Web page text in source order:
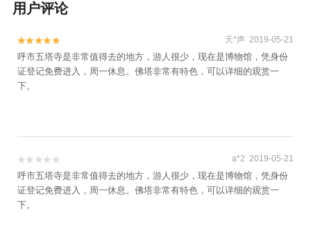
用户评论

 天*声 2019-05-21
呼市五塔寺是非常值得去的地方，游人很少，现在是博物馆，凭身份
证登记免费进入，周一休息。佛塔非常有特色，可以详细的观赏一
下。

 a*2 2019-05-21
呼市五塔寺是非常值得去的地方，游人很少，现在是博物馆，凭身份
证登记免费进入，周一休息。佛塔非常有特色，可以详细的观赏一
下。